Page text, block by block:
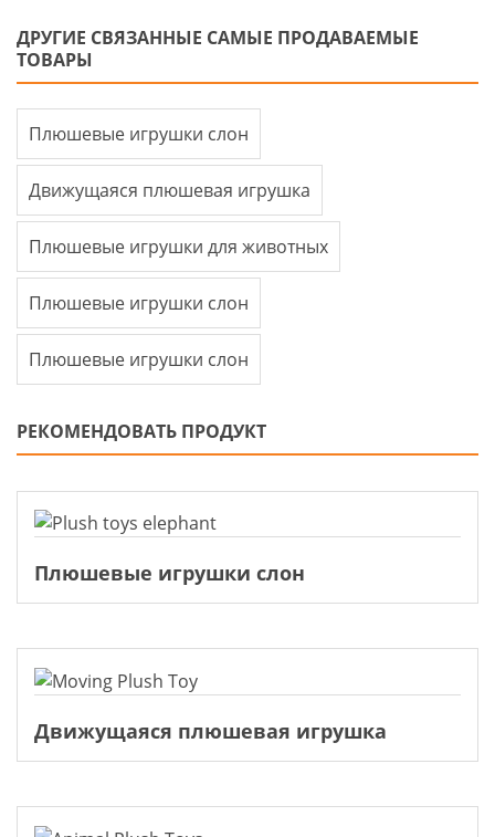
ДРУГИЕ СВЯЗАННЫЕ САМЫЕ ПРОДАВАЕМЫЕ
ТОВАРЫ
Плюшевые игрушки слон
Движущаяся плюшевая игрушка
Плюшевые игрушки для животных
Плюшевые игрушки слон
Плюшевые игрушки слон
РЕКОМЕНДОВАТЬ ПРОДУКТ
Плюшевые игрушки слон
Движущаяся плюшевая игрушка